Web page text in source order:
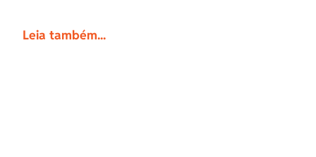
Leia também...